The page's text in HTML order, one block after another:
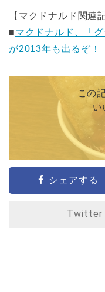
【マクドナルド関連
■マクドナルド、「
が2013年も出るぞ！
この
い
シェアする
Twitter